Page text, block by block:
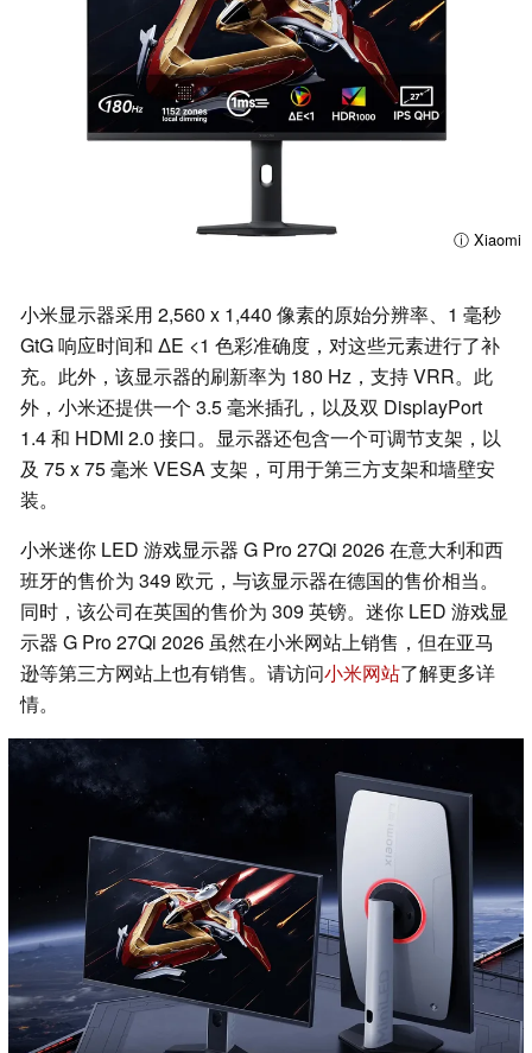
ⓘ Xiaomi
小米显示器采用 2,560 x 1,440 像素的原始分辨率、1 毫秒
GtG 响应时间和 ∆E <1 色彩准确度，对这些元素进行了补
充。此外，该显示器的刷新率为 180 Hz，支持 VRR。此
外，小米还提供一个 3.5 毫米插孔，以及双 DisplayPort
1.4 和 HDMI 2.0 接口。显示器还包含一个可调节支架，以
及 75 x 75 毫米 VESA 支架，可用于第三方支架和墙壁安
装。
小米迷你 LED 游戏显示器 G Pro 27Qi 2026 在意大利和西
班牙的售价为 349 欧元，与该显示器在德国的售价相当。
同时，该公司在英国的售价为 309 英镑。迷你 LED 游戏显
示器 G Pro 27Qi 2026 虽然在小米网站上销售，但在亚马
逊等第三方网站上也有销售。请访问小米网站了解更多详
情。